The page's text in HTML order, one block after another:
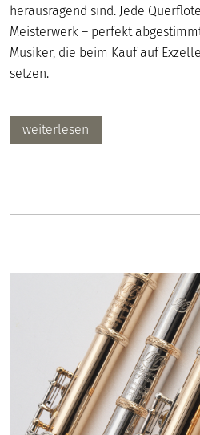
herausragend sind. Jede
Meisterwerk – perfekt
Musiker, die beim Kauf auf
setzen.
weiterlesen